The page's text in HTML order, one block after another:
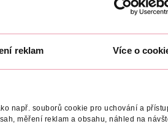
reklam Více o
např. souborů cookie pro uchování a
měření reklam a obsahu, náhled na
159 Kč